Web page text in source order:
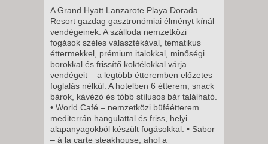
2027. FEBRUÁR 18.,
CSÜTÖRTÖK -
5 NAP / 4 ÉJSZAKA
2027. FEBRUÁR 22., HÉTFŐ -
11 NAP / 10 ÉJSZAKA
2027. FEBRUÁR 22., HÉTFŐ -
8 NAP / 7 ÉJSZAKA
2027. FEBRUÁR 25.,
CSÜTÖRTÖK -
A Grand Hyatt Lanzarote Playa Dorada
Resort gazdag gasztronómiai élményt kínál
vendégeinek. A szálloda nemzetközi
fogások széles választékával, tematikus
éttermekkel, prémium italokkal, minőségi
borokkal és frissítő koktélokkal várja
vendégeit – a legtöbb étteremben előzetes
foglalás nélkül. A hotelben 6 étterem, snack
bárok, kávézó és több stílusos bár található.
• World Café – nemzetközi büféétterem
mediterrán hangulattal és friss, helyi
alapanyagokból készült fogásokkal. • Sabor
– à la carte steakhouse, ahol a